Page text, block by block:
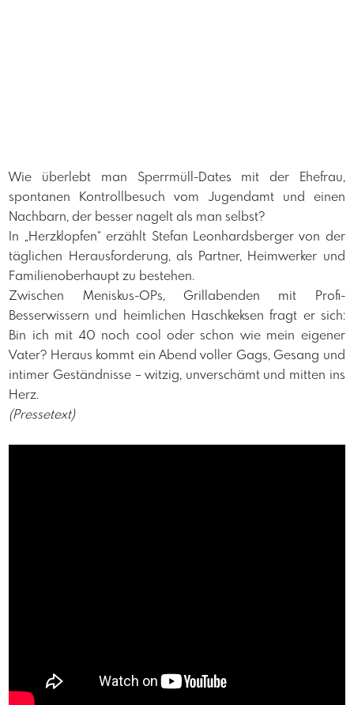
​Wie überlebt man Sperrmüll-Dates mit der Ehefrau,
spontanen Kontrollbesuch vom Jugendamt und einen
Nachbarn, der besser nagelt als man selbst?
​In „Herzklopfen“ erzählt Stefan Leonhardsberger von der
täglichen Herausforderung, als Partner, Heimwerker und
Familienoberhaupt zu bestehen.
​Zwischen Meniskus-OPs, Grillabenden mit Profi-
Besserwissern und heimlichen Haschkeksen fragt er sich:
Bin ich mit 40 noch cool oder schon wie mein eigener
Vater? Heraus kommt ein Abend voller Gags, Gesang und
intimer Geständnisse – witzig, unverschämt und mitten ins
Herz.
(Pressetext)